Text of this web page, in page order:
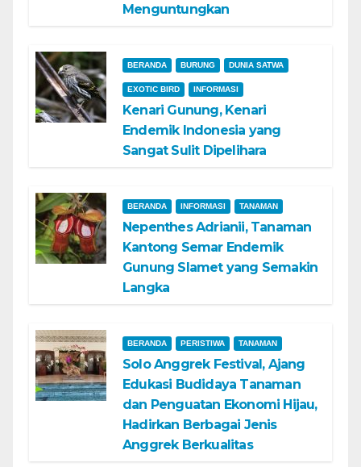
Menguntungkan
BERANDA BURUNG DUNIA SATWA
EXOTIC BIRD INFORMASI
Kenari Gunung, Kenari
Endemik Indonesia yang
Sangat Sulit Dipelihara
BERANDA INFORMASI TANAMAN
Nepenthes Adrianii, Tanaman
Kantong Semar Endemik
Gunung Slamet yang Semakin
Langka
BERANDA PERISTIWA TANAMAN
Solo Anggrek Festival, Ajang
Edukasi Budidaya Tanaman
dan Penguatan Ekonomi Hijau,
Hadirkan Berbagai Jenis
Anggrek Berkualitas